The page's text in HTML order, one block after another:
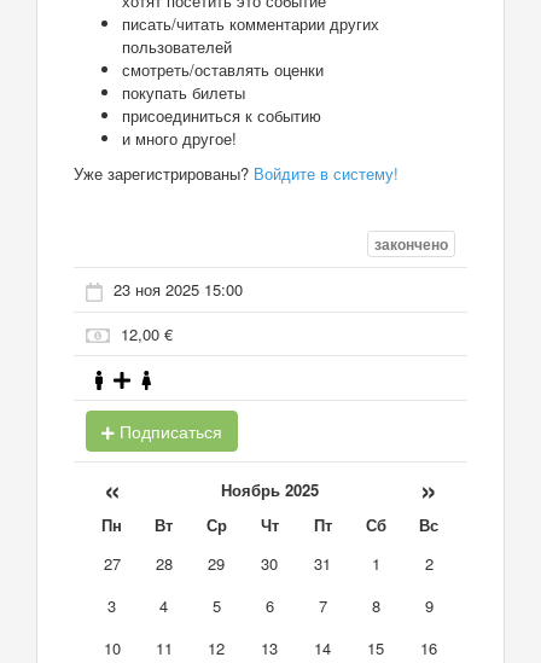
писать/читать комментарии других
пользователей
смотреть/оставлять оценки
покупать билеты
присоединиться к событию
и много другое!
Уже зарегистрированы? Войдите в систему!
закончено
23 ноя 2025 15:00
12,00 €
Подписаться
« Ноябрь 2025 »
Пн Вт Ср Чт Пт Сб
Вс
27
28 29 30 31 1
2
3
4 5 6 7 8
9
10
11 12 13 14 15
16